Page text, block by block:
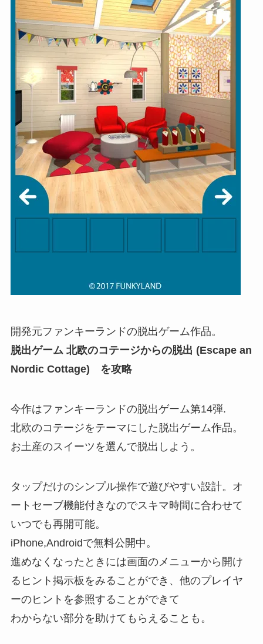
開発元ファンキーランドの脱出ゲーム作品。
脱出ゲーム 北欧のコテージからの脱出 (Escape an
Nordic Cottage) を攻略
今作はファンキーランドの脱出ゲーム第14弾.
北欧のコテージをテーマにした脱出ゲーム作品。
お土産のスイーツを選んで脱出しよう。
タップだけのシンプル操作で遊びやすい設計。オ
ートセーブ機能付きなのでスキマ時間に合わせて
いつでも再開可能。
iPhone,Androidで無料公開中。
進めなくなったときには画面のメニューから開け
るヒント掲示板をみることができ、他のプレイヤ
ーのヒントを参照することができて
わからない部分を助けてもらえることも。